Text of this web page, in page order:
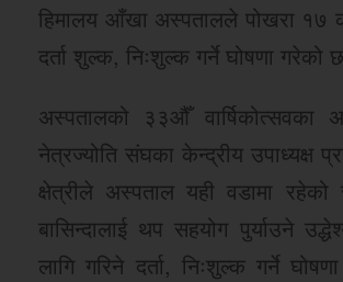
हिमालय आँखा अस्पतालले पोखरा १७
दर्ता शुल्क, निःशुल्क गर्ने घोषणा गरेको
अस्पतालको ३३औँ वार्षिकोत्सवका
नेत्रज्योति संघका केन्द्रीय उपाध्यक्ष
क्षेत्रीले अस्पताल यही वडामा
बासिन्दालाई थप सहयोग पुर्याउने
लागि गरिने दर्ता, निःशुल्क गर्ने